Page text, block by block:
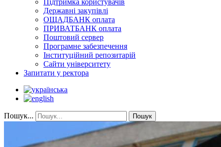
Державні закупівлі
ОЩАДБАНК оплата
ПРИВАТБАНК оплата
Поштовий сервер
Програмне забезпечення
Інституційний репозитарій
Сайти університету
Запитати у ректора
Пошук... Пошук